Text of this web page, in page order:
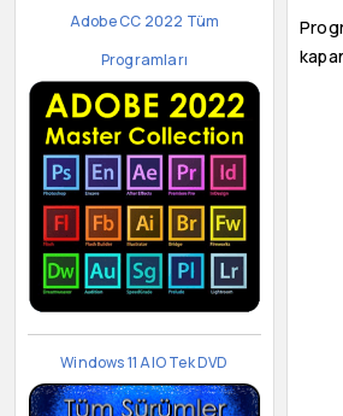
Adobe CC 2022 Tüm
Programları
Windows 11 AIO Tek DVD